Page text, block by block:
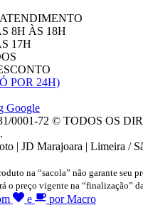
8H ÀS 18H
17H
POR 24H)
0001-72 © TODOS OS
| JD Marajoara | Limeira /
na “sacola” não garante seu
o preço vigente na “finalização”
e por Macro